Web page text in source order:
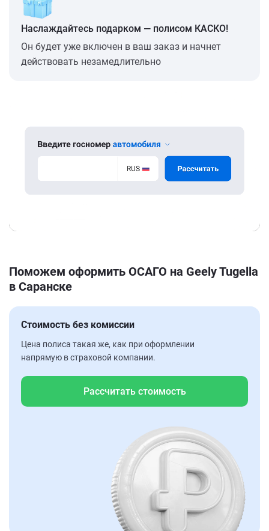
Наслаждайтесь подарком — полисом КАСКО!
Он будет уже включен в ваш заказ и начнет
действовать незамедлительно
Поможем оформить ОСАГО на Geely Tugella
в Саранске
Стоимость без комиссии
Цена полиса такая же, как при оформлении
напрямую в страховой компании.
Рассчитать стоимость